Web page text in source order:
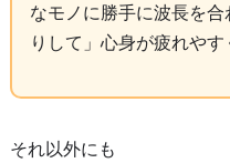
なモノに勝手に波長を
りして」心身が疲れやす
それ以外にも